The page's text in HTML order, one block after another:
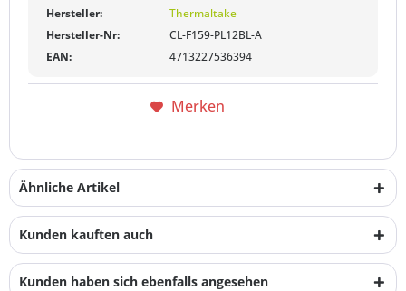
Hersteller:
Thermaltake
Hersteller-Nr:
CL-F159-PL12BL-A
EAN:
4713227536394
Merken
Ähnliche Artikel
Kunden kauften auch
Kunden haben sich ebenfalls angesehen